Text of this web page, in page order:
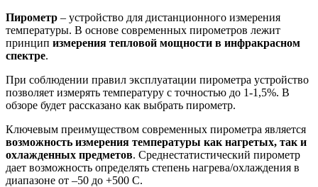
Пирометр – устройство для дистанционного измерения
температуры. В основе современных пирометров лежит
принцип измерения тепловой мощности в инфракрасном
спектре.
При соблюдении правил эксплуатации пирометра устройство
позволяет измерять температуру с точностью до 1-1,5%. В
обзоре будет рассказано как выбрать пирометр.
Ключевым преимуществом современных пирометра является
возможность измерения температуры как нагретых, так и
охлажденных предметов. Среднестатистический пирометр
дает возможность определять степень нагрева/охлаждения в
диапазоне от –50 до +500 С.